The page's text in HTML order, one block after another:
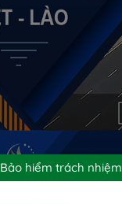
Bảo hiểm trách nhiệm